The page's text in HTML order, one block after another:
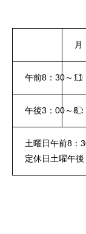
月
午前8：30～11
〇
午後3：00～8〇
土曜日午前8：
定休日土曜午